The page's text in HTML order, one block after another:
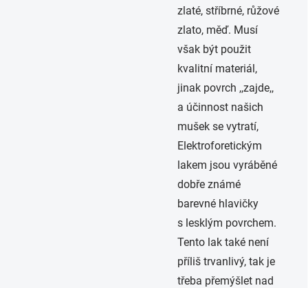
zlaté, stříbrné, růžové
zlato, měď. Musí
však být použit
kvalitní materiál,
jinak povrch ,,zajde,,
a účinnost našich
mušek se vytratí,
Elektroforetickým
lakem jsou vyráběné
dobře známé
barevné hlavičky
s lesklým povrchem.
Tento lak také není
příliš trvanlivý, tak je
třeba přemýšlet nad